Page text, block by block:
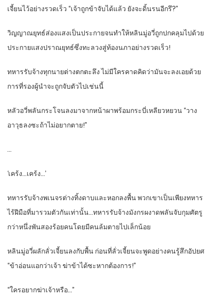
เจี้ยนไว้อย่างรวดเร็ว “เจ้าถูกข้าจับได้แล้ว ยังจะดิ้นรนอีกรึ?”
วิญญาณยุทธ์ส่องแสงเป็นประกายจนทำให้หลินมู่อวี่ถูกปกคลุมไปด้วย
ประกายแสงปราณยุทธ์ซึ่งทะลวงสู่ท้องนภาอย่างรวดเร็ว!
ทหารรับจ้างทุกนายต่างตกตะลึง ไม่มีใครคาดคิดว่ามันจะลงเอยด้วย
การที่รองผู้นำจะถูกจับตัวไปเช่นนี้
หลัวอวี่พลันกระโจนลงมาจากหน้าผาพร้อมกระบี่เหลียวหยวน “วาง
อาวุธลงซะถ้าไม่อยากตาย!”
…
‘เคร้ง…เคร้ง…’
ทหารรับจ้างพเนจรต่างทิ้งดาบและหอกลงพื้น พวกเขาเป็นเพียงทหาร
ไร้ฝีมือที่มารวมตัวกันเท่านั้น…ทหารรับจ้างมังกรผงาดพลันจับกุมศัตรู
กว่าหนึ่งพันสองร้อยคนโดยมีคนล้มตายไปเล็กน้อย
หลินมู่อวี่ผลักลั่วเจี้ยนลงกับพื้น ก่อนที่ลั่วเจี้ยนจะพูดอย่างคนรู้สึกอัปยศ
“ข้าอ่อนแอกว่าเจ้า ฆ่าข้าได้ซะหากต้องการ!”
“ใครอยากฆ่าเจ้าหรือ…”